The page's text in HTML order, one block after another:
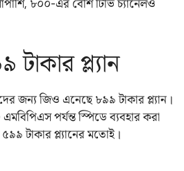
৮০০-এর বেশি টিভি চ্যানেলও
প্ল্যান
জন্য জিও এনেছে ৮৯৯ টাকার প্ল্যান।
পর্যন্ত স্পিডে ব্যবহার করা
টাকার প্ল্যানের মতোই।